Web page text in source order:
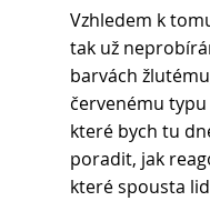
Vzhledem k
tak už
barvách
červenému typu
které bych tu
poradit, jak
které spousta